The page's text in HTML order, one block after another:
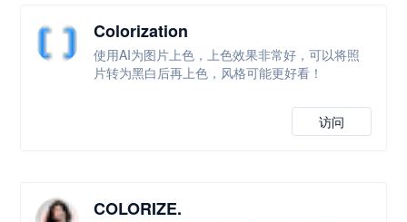
Colorization
使用AI为图片上色，上色效果非常好，可以将照
片转为黑白后再上色，风格可能更好看！
访问
COLORIZE.